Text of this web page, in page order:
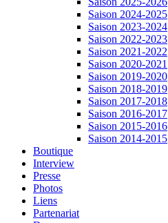
Saison 2024-2025
Saison 2023-2024
Saison 2022-2023
Saison 2021-2022
Saison 2020-2021
Saison 2019-2020
Saison 2018-2019
Saison 2017-2018
Saison 2016-2017
Saison 2015-2016
Saison 2014-2015
Boutique
Interview
Presse
Photos
Liens
Partenariat